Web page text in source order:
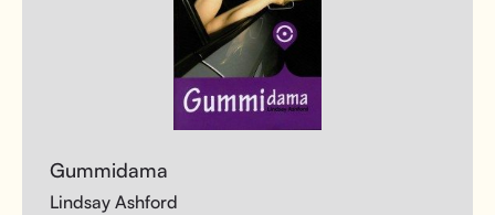
Gummidama
Lindsay Ashford